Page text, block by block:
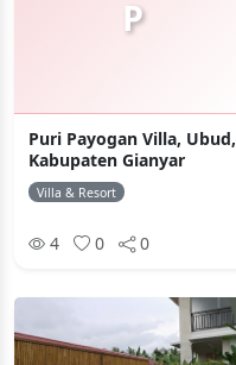
P
Puri Payogan Villa, Ubud,
Kabupaten Gianyar
Villa & Resort
4 0 0